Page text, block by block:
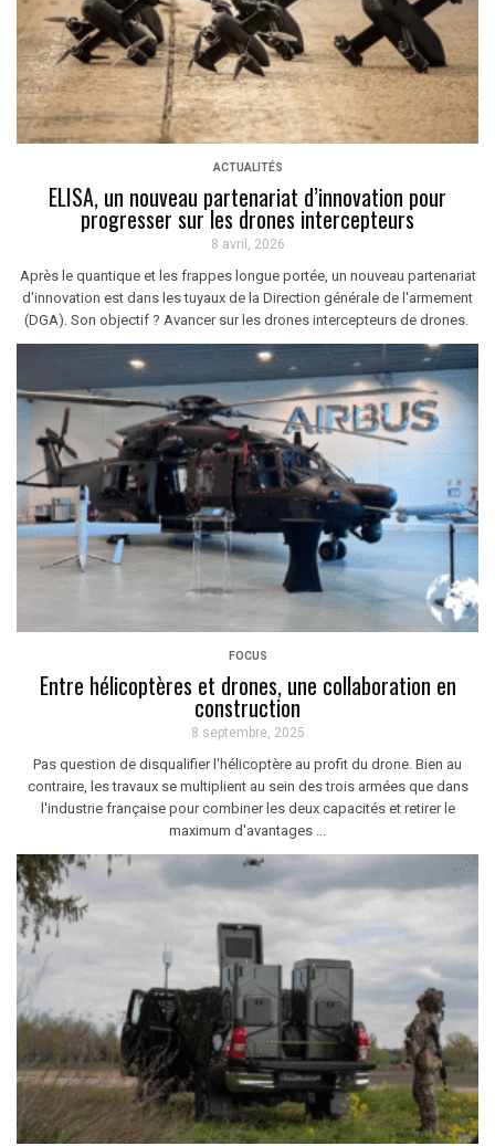
ACTUALITÉS
ELISA, un nouveau partenariat d’innovation pour
progresser sur les drones intercepteurs
8 avril, 2026
Après le quantique et les frappes longue portée, un nouveau partenariat
d'innovation est dans les tuyaux de la Direction générale de l'armement
(DGA). Son objectif ? Avancer sur les drones intercepteurs de drones.
FOCUS
Entre hélicoptères et drones, une collaboration en
construction
8 septembre, 2025
Pas question de disqualifier l'hélicoptère au profit du drone. Bien au
contraire, les travaux se multiplient au sein des trois armées que dans
l'industrie française pour combiner les deux capacités et retirer le
maximum d'avantages ...